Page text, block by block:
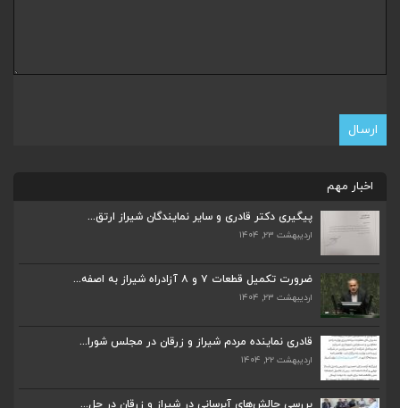
اخبار مهم
پیگیری دکتر قادری و سایر نمایندگان شیراز ارتق...
اردیبهشت ۲۳, ۱۴۰۴
ضرورت تکمیل قطعات ۷ و ۸ آزادراه شیراز به اصفه...
اردیبهشت ۲۳, ۱۴۰۴
قادری نماینده مردم شیراز و زرقان در مجلس شورا...
اردیبهشت ۲۲, ۱۴۰۴
بررسی چالش‌های آبرسانی در شیراز و زرقان در جل...
ضرورت تکمیل قطعات ۷ و ۸ آزادراه شیراز به اصفه...
اردیبهشت ۲۳, ۱۴۰۴
قادری نماینده مردم شیراز و زرقان در مجلس شورا...
اردیبهشت ۲۲, ۱۴۰۴